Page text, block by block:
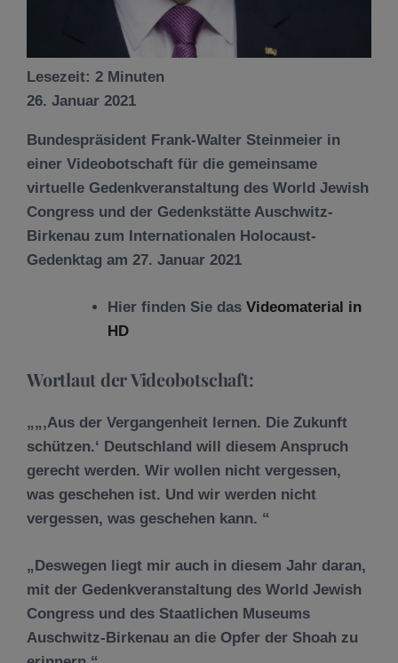
Lesezeit: 2 Minuten
26. Januar 2021
Bundespräsident Frank-Walter Steinmeier in
einer Videobotschaft für die gemeinsame
virtuelle Gedenkveranstaltung des World Jewish
Congress und der Gedenkstätte Auschwitz-
Birkenau zum Internationalen Holocaust-
Gedenktag am 27. Januar 2021
Hier finden Sie das Videomaterial in
HD
Wortlaut der Videobotschaft:
„‚Aus der Vergangenheit lernen. Die Zukunft
schützen.‘ Deutschland will diesem Anspruch
gerecht werden. Wir wollen nicht vergessen,
was geschehen ist. Und wir werden nicht
vergessen, was geschehen kann.
Deswegen liegt mir auch in diesem Jahr daran,
mit der Gedenkveranstaltung des World Jewish
Congress und des Staatlichen Museums
Auschwitz-Birkenau an die Opfer der Shoah zu